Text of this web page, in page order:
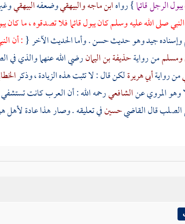
يبول الرجل قائما} رواهابن ماجهوالبيهقيوضعفهالبيهقي
صلى الله عليه وسلم كان يبول قائما فلا تصدقوه ، ما كان
جيد وهو حديث حسن . وأما الحديث الآخر {: أن
ومسلممن روايةحذيفة بن اليمانرضي الله عنهما والذي في
من روايةأبي هريرةلكن قال : لا تثبت هذه الزيادة ، وذكر
وهو المروي عنالشافعيرحمه الله : أنالعربكانت تستشفي
الصلب قال القاضيحسينفي تعليقه . وصار هذا عادة لأهل
، تكون بفناء الدور مرفقا للقوم ، قال